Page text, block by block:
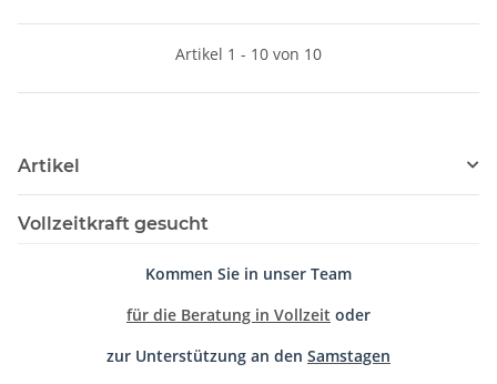
Artikel 1 - 10 von 10
Artikel
Vollzeitkraft gesucht
Kommen Sie in unser Team
für die Beratung in Vollzeit oder
zur Unterstützung an den Samstagen